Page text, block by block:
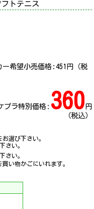
トテニス
ー希望小売価格:451 円（税
プラ特別価格: 360円
（税込）
選び下さい。
さい。
さい。
い物かごにいれます。